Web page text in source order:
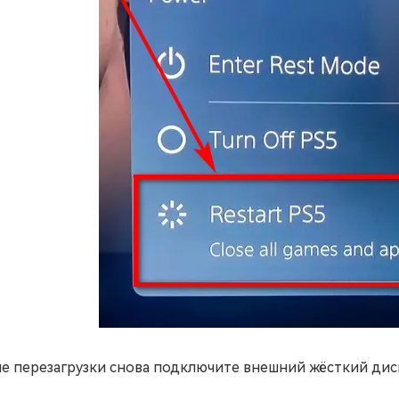
перезагрузки снова подключите внешний жёсткий